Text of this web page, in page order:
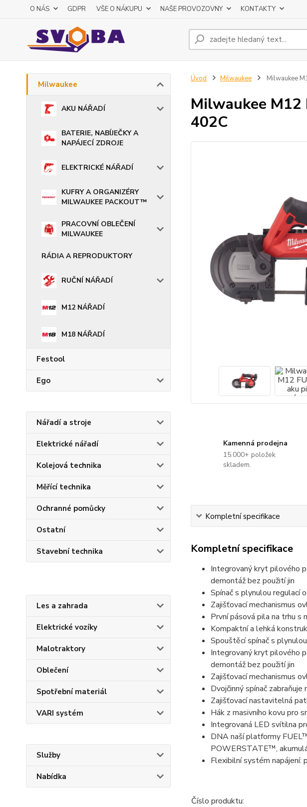
O NÁS GDPR VŠE O NÁKUPU NAŠE PROVOZOVNY KONTAKTY
Milwaukee
AKU NÁŘADÍ
BATERIE, NABÍJEČKY A
NAPÁJECÍ ZDROJE
ELEKTRICKÉ NÁŘADÍ
KUFRY A ORGANIZÉRY
MILWAUKEE PACKOUT™
PRACOVNÍ OBLEČENÍ
MILWAUKEE
RÁDIA A REPRODUKTORY
RUČNÍ NÁŘADÍ
M12 NÁŘADÍ
M18 NÁŘADÍ
Festool
Ego
Nářadí a stroje
Elektrické nářadí
Kolejová technika
Měřící technika
Ochranné pomůcky
Ostatní
Stavební technika
Les a zahrada
Elektrické vozíky
Malotraktory
Oblečení
Spotřební materiál
VARI systém
Služby
Nabídka
Úvod Milwaukee Milwaukee
Milwaukee
402C
Kamenná prodejna
15.000+ položek
skladem.
Kompletní specifikace
Kompletní specifikace
Integrovaný kryt pilového
demontáž bez použití jin
Spínač s plynulou regulací
Zajišťovací mechanismus
První pásová pila na trhu s
Kompaktní a lehká
Spouštěcí spínač s
Integrovaný kryt pilového
demontáž bez použití jin
Zajišťovací mechanismus
Dvojčinný spínač zabraňuje
Zajišťovací nastavitelná
Hák z masivního kovu pro
Integrovaná LED svítilna
DNA naší platformy
POWERSTATE™,
Flexibilní systém
Číslo produktu: